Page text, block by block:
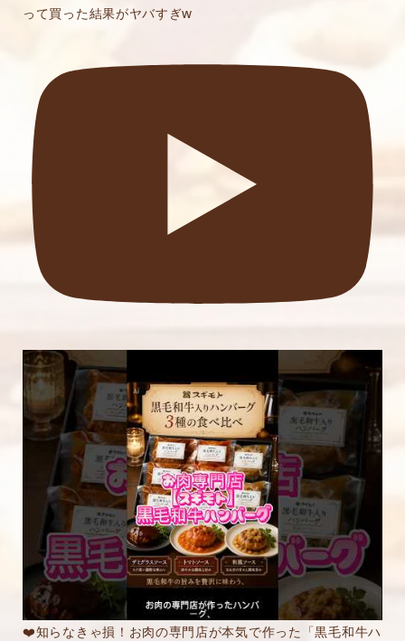
って買った結果がヤバすぎw
❤️知らなきゃ損！お肉の専門店が本気で作った「黒毛和牛ハ